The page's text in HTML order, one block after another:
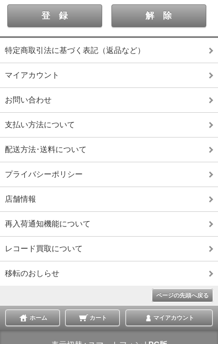
特定商取引法に基づく表記（返品など）
マイアカウント
お問い合わせ
支払い方法について
配送方法･送料について
プライバシーポリシー
店舗情報
再入荷通知機能について
レコード買取について
移転のおしらせ
ページの先頭へ戻る
ホーム カート マイアカウント